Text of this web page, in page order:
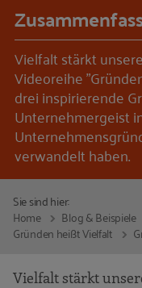
Vielfalt stärkt
Videoreihe
drei inspirierende
Unternehmergeist
verwandelt haben.
Sie sind hier:
Home
Blog & Beispiele
Gründen heißt Vielfalt
Vielfalt stärkt